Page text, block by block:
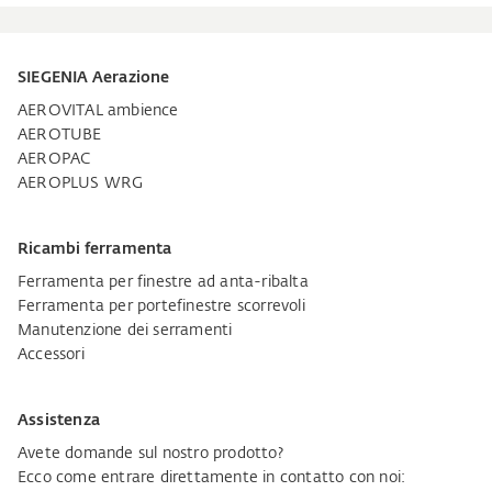
SIEGENIA Aerazione
AEROVITAL ambience
AEROTUBE
AEROPAC
AEROPLUS WRG
Ricambi ferramenta
Ferramenta per finestre ad anta-ribalta
Ferramenta per portefinestre scorrevoli
Manutenzione dei serramenti
Accessori
Assistenza
Avete domande sul nostro prodotto?
Ecco come entrare direttamente in contatto con noi: